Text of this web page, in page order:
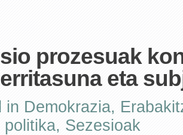
prozesuak
eta
in Demokrazia,
politika, Sezesioak